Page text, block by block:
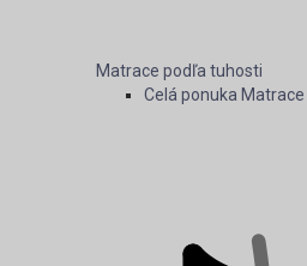
Matrace podľa tuhosti
Celá ponuka